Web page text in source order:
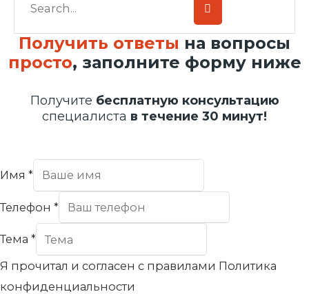
Получить ответы на вопросы
просто, заполните форму ниже
Получите бесплатную консультацию
специалиста в течение 30 минут!
Имя *
Телефон *
Тема *
Я прочитал и согласен с правилами Политика
конфиденциальности